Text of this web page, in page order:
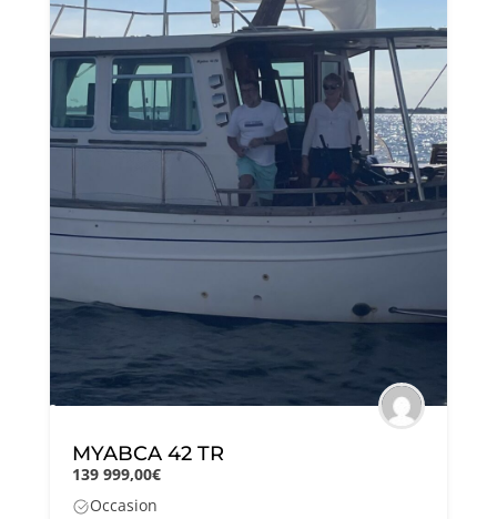
MYABCA 42 TR
139 999,00€
Occasion